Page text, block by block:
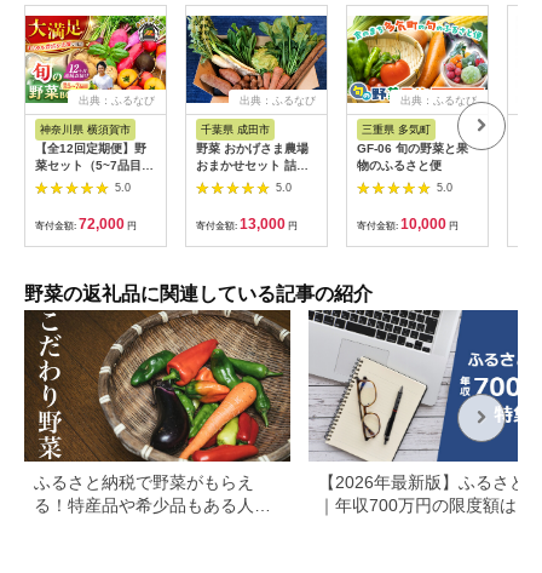
出典：ふるなび
神奈川県 横須賀市
【全12回定期便】野
菜セット（5~7品目）
[AKCE004] 野菜詰
5.0
寄付金額: 72,000 円
出典：ふるなび
千葉県 成田市
野菜 おかげさま農場
おまかせセット 詰め
合わせ 野菜
5.0
寄付金額: 13,000 円
出典：ふるなび
三重県 多気町
GF-06 旬の野菜と果
物のふるさと便
5.0
寄付金額: 10,000 円
野菜の返礼品に関連している記事の紹介
ふるさと納税で野菜がもらえ
る！特産品や希少品もある人気
【2026年最新版】ふるさと
｜年収700万円の限度額はい